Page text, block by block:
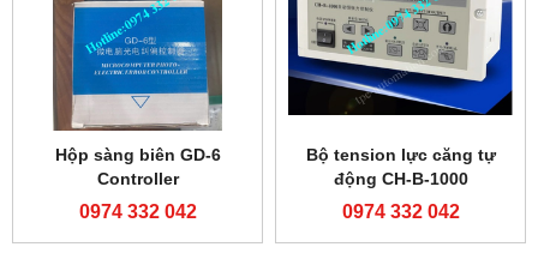
Hộp sàng biên GD-6
Controller
0974 332 042
Bộ tension lực căng tự
động CH-B-1000
0974 332 042